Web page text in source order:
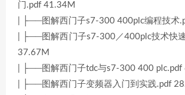
门.pdf 41.34M
| ├──图解西门子s7-300 400plc编程技术
| ├──图解西门子s7-300／400plc技术快
37.67M
| ├──图解西门子tdc与s7-300 400 plc.pdf
| ├──图解西门子变频器入门到实践.pdf